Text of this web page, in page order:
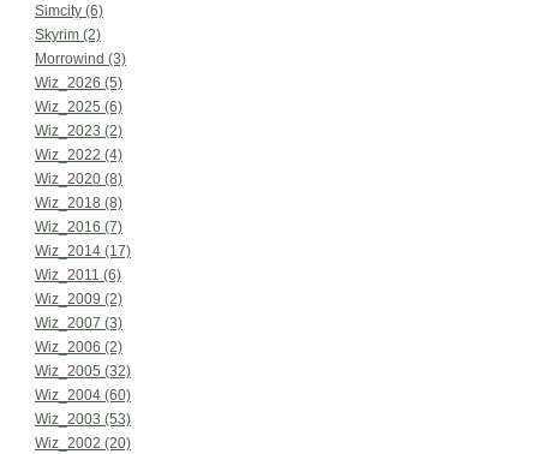
Simcity (6)
Skyrim (2)
Morrowind (3)
Wiz_2026 (5)
Wiz_2025 (6)
Wiz_2023 (2)
Wiz_2022 (4)
Wiz_2020 (8)
Wiz_2018 (8)
Wiz_2016 (7)
Wiz_2014 (17)
Wiz_2011 (6)
Wiz_2009 (2)
Wiz_2007 (3)
Wiz_2006 (2)
Wiz_2005 (32)
Wiz_2004 (60)
Wiz_2003 (53)
Wiz_2002 (20)